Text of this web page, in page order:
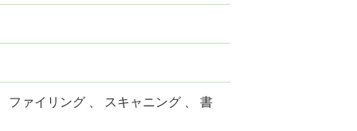
ファイリング 、 スキャニング 、 書